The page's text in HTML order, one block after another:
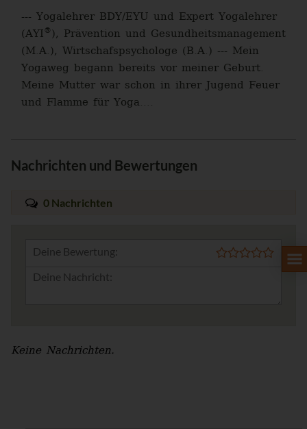
--- Yogalehrer BDY/EYU und Expert Yogalehrer
(AYI®), Prävention und Gesundheitsmanagement
(M.A.), Wirtschafspsychologe (B.A.) --- Mein
Yogaweg begann bereits vor meiner Geburt.
Meine Mutter war schon in ihrer Jugend Feuer
und Flamme für Yoga....
Nachrichten und Bewertungen
0 Nachrichten
Deine Bewertung:
Keine Nachrichten.